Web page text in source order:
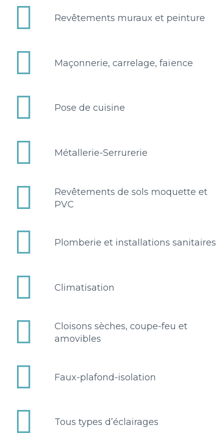

 Revêtements muraux et peinture

 Maçonnerie, carrelage, faïence

 Pose de cuisine

 Métallerie-Serrurerie


Revêtements de sols moquette et
PVC

 Plomberie et installations sanitaires

 Climatisation


Cloisons sèches, coupe-feu et
amovibles

 Faux-plafond-isolation

 Tous types d’éclairages